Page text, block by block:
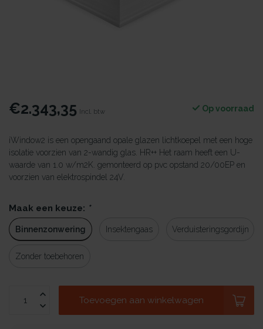
€2.343,35 Incl. btw Op voorraad
iWindow2 is een opengaand opale glazen lichtkoepel met een hoge
isolatie voorzien van 2-wandig glas. HR++ Het raam heeft een U-
waarde van 1.0 w/m2K. gemonteerd op pvc opstand 20/00EP en
voorzien van elektrospindel 24V.
Maak een keuze: *
Binnenzonwering Insektengaas Verduisteringsgordijn
Zonder toebehoren
Toevoegen aan winkelwagen